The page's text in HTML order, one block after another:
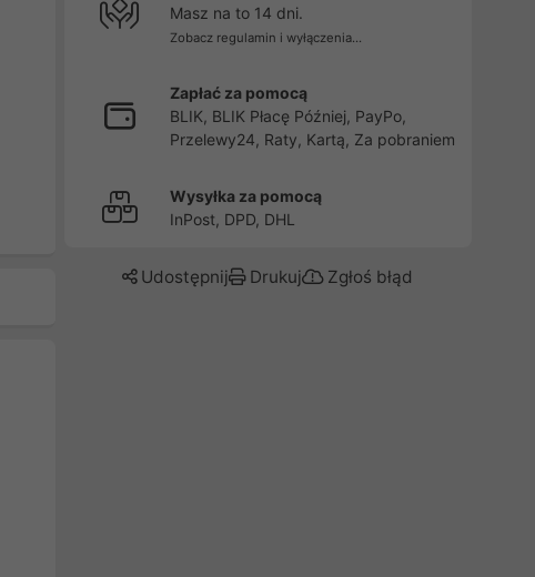
Masz na to 14 dni.
Zobacz regulamin i wyłączenia...
Zapłać za pomocą
BLIK, BLIK Płacę Później, PayPo,
Przelewy24, Raty, Kartą, Za pobraniem
Wysyłka za pomocą
InPost, DPD, DHL
Udostępnij Drukuj Zgłoś błąd